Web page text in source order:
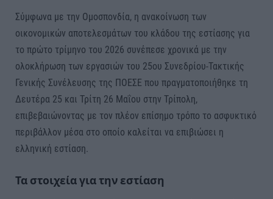
Σύμφωνα με την Ομοσπονδία, η ανακοίνωση των
οικονομικών αποτελεσμάτων του κλάδου της εστίασης για
το πρώτο τρίμηνο του 2026 συνέπεσε χρονικά με την
ολοκλήρωση των εργασιών του 25ου Συνεδρίου-Τακτικής
Γενικής Συνέλευσης της ΠΟΕΣΕ που πραγματοποιήθηκε τη
Δευτέρα 25 και Τρίτη 26 Μαΐου στην Τρίπολη,
επιβεβαιώνοντας με τον πλέον επίσημο τρόπο το ασφυκτικό
περιβάλλον μέσα στο οποίο καλείται να επιβιώσει η
ελληνική εστίαση.
Τα στοιχεία για την εστίαση